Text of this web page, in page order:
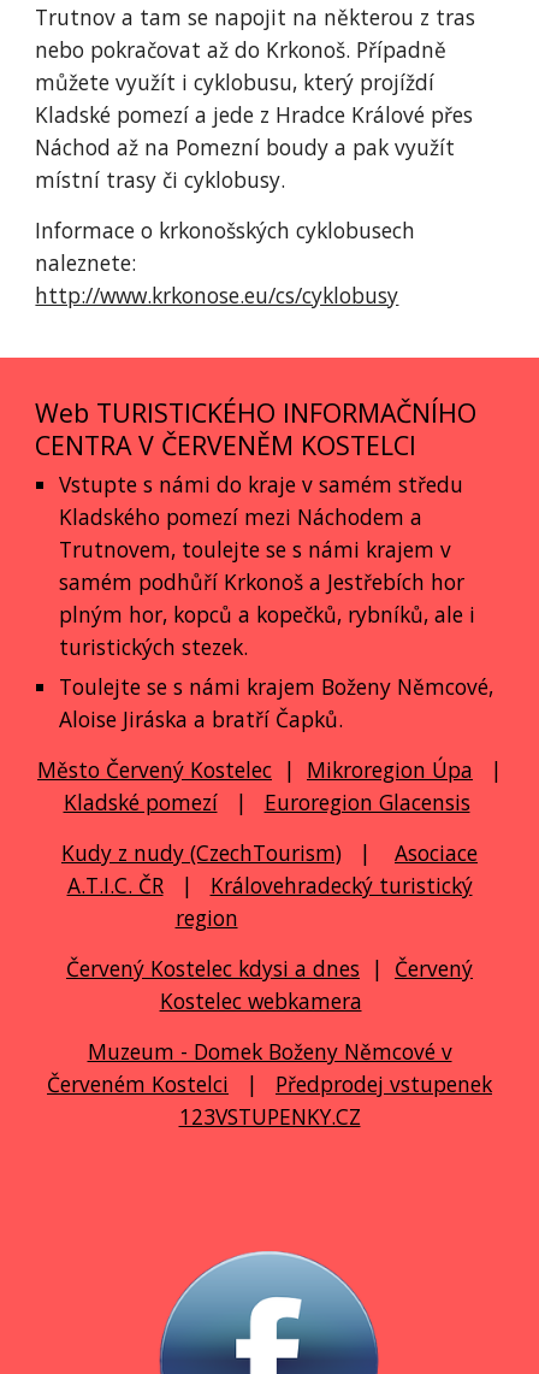
Trutnov a tam se napojit na některou z tras
nebo pokračovat až do Krkonoš. Případně
můžete využít i cyklobusu, který projíždí
Kladské pomezí a jede z Hradce Králové přes
Náchod až na Pomezní boudy a pak využít
místní trasy či cyklobusy.
Informace o krkonošských cyklobusech
http://www.krkonose.eu/cs/cyklobusy
Web TURISTICKÉHO INFORMAČNÍHO
CENTRA V ČERVENĚM KOSTELCI
Vstupte s námi do kraje v samém středu
Kladského pomezí mezi Náchodem a
Trutnovem, toulejte se s námi krajem v
samém podhůří Krkonoš a Jestřebích hor
plným hor, kopců a kopečků, rybníků, ale i
turistických stezek.
Toulejte se s námi krajem Boženy Němcové,
Aloise Jiráska a bratří Čapků.
Město Červený Kostelec | Mikroregion Úpa |
Kladské pomezí| Euroregion Glacensis
Kudy z nudy (CzechTourism) | Asociace
A.T.I.C. ČR| Královehradecký turistický
region
Červený Kostelec kdysi a dnes | Červený
Kostelec webkamera
Muzeum - Domek Boženy Němcové v
Červeném Kostelci | Předprodej vstupenek
123VSTUPENKY.CZ